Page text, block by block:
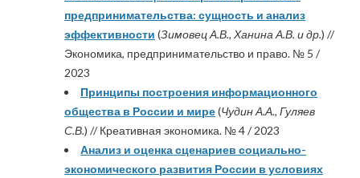
предпринимательства: сущность и анализ
эффективности (Зимовец А.В., Ханина А.В. и др.) //
Экономика, предпринимательство и право. № 5 /
2023
Принципы построения информационного
общества в России и мире(Чудин А.А., Гуляев
С.В.) // Креативная экономика. № 4 / 2023
Анализ и оценка сценариев социально-
экономического развития России в условиях